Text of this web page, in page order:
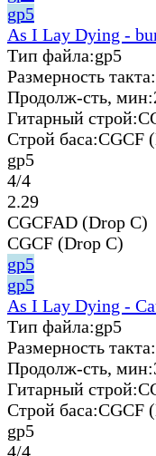
gp5
As I Lay Dying -
Тип файла:gp5
Размерность такта:
Продолж-сть, мин:
Гитарный строй:
Строй баса:CGCF
gp5
4/4
2.29
CGCFAD (Drop C)
CGCF (Drop C)
gp5
gp5
As I Lay Dying -
Тип файла:gp5
Размерность такта:
Продолж-сть, мин:
Гитарный строй:
Строй баса:CGCF
gp5
4/4